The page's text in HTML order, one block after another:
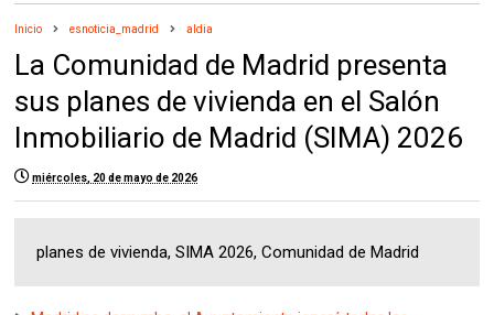
Inicio esnoticia_madrid aldia
La Comunidad de Madrid presenta
sus planes de vivienda en el Salón
Inmobiliario de Madrid (SIMA) 2026
miércoles, 20 de mayo de 2026
planes de vivienda, SIMA 2026, Comunidad de Madrid